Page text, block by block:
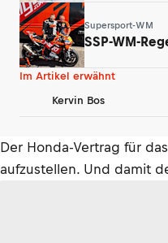
Supersport-WM
SSP-WM-
Im Artikel erwähnt
Kervin Bos
Der Honda-Vertrag für
aufzustellen. Und damit